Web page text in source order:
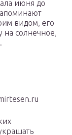
июня до
видом, его
на солнечное,